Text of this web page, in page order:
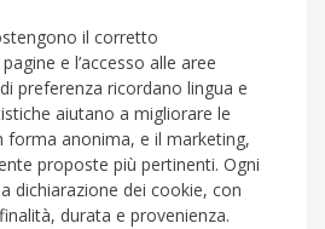
il corretto
e l’accesso alle aree
preferenza ricordano lingua e
aiutano a migliorare le
forma anonima, e il marketing,
proposte più pertinenti. Ogni
dichiarazione dei cookie, con
durata e provenienza.